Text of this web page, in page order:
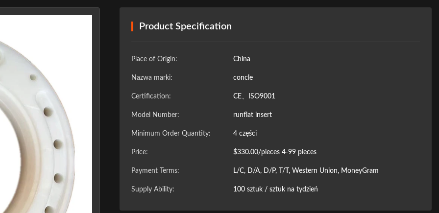
Product Specification
Place of Origin: China
Nazwa marki: concle
Certification: CE、ISO9001
Model Number: runflat insert
Minimum Order Quantity: 4 części
Price: $330.00/pieces 4-99 pieces
Payment Terms: L/C, D/A, D/P, T/T, Western Union, MoneyGram
Supply Ability: 100 sztuk / sztuk na tydzień